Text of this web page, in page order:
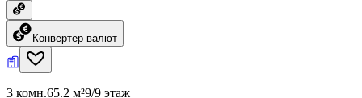
Конвертер валют
3 комн.65.2 м²9/9 этаж